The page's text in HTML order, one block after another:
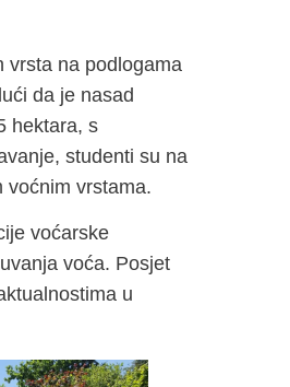
vrsta na podlogama
da je nasad
hektara, s
studenti su na
voćnim vrstama.
voćarske
voća. Posjet
u